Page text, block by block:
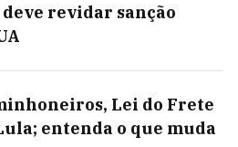
revidar sanção
Lei do Frete
entenda o que muda